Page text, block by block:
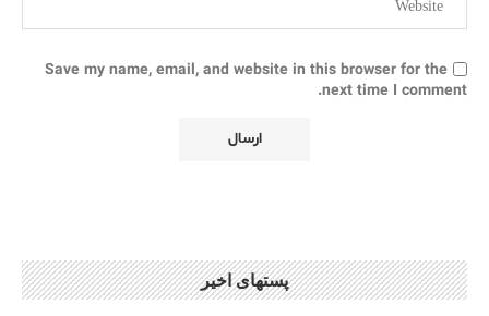
Save my name, email, and website in this browser for the
next time I comment.
پستهای اخیر